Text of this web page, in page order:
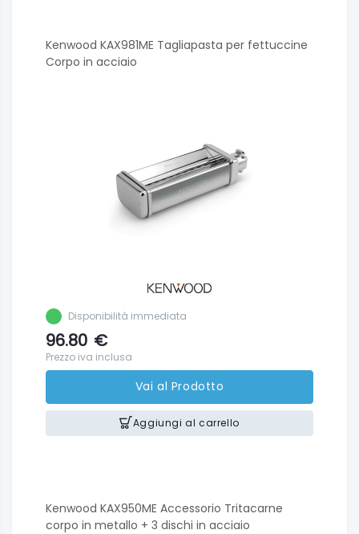
Kenwood KAX981ME Tagliapasta per fettuccine
Corpo in acciaio
Disponibilità immediata
96.80 €
Prezzo iva inclusa
Vai al Prodotto
Aggiungi al carrello
Kenwood KAX950ME Accessorio Tritacarne
corpo in metallo + 3 dischi in acciaio